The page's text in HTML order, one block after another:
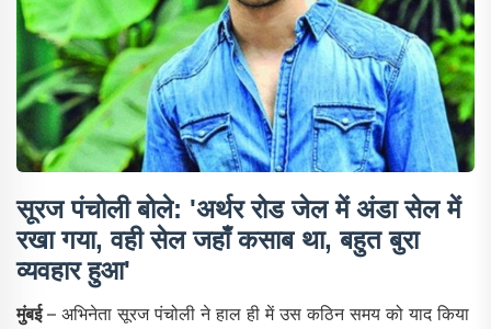
सूरज पंचोली बोले: 'अर्थर रोड जेल में अंडा सेल में
रखा गया, वही सेल जहाँ कसाब था, बहुत बुरा
व्यवहार हुआ'
मुंबई– अभिनेता सूरज पंचोली ने हाल ही में उस कठिन समय को याद किया